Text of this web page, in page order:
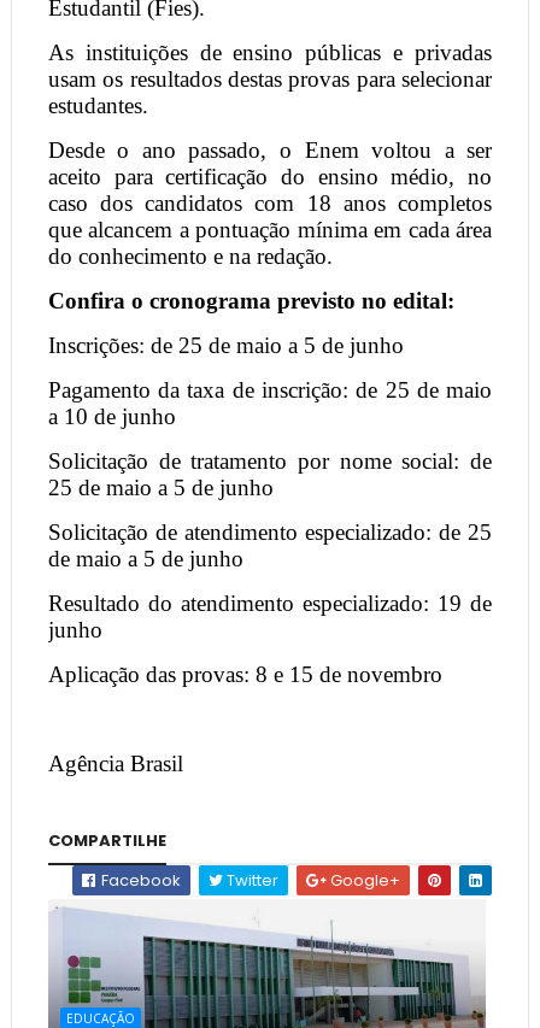
Estudantil (Fies).
As instituições de ensino públicas e privadas
usam os resultados destas provas para selecionar
estudantes.
Desde o ano passado, o Enem voltou a ser
aceito para certificação do ensino médio, no
caso dos candidatos com 18 anos completos
que alcancem a pontuação mínima em cada área
do conhecimento e na redação.
Confira o cronograma previsto no edital:
Inscrições: de 25 de maio a 5 de junho
Pagamento da taxa de inscrição: de 25 de maio
a 10 de junho
Solicitação de tratamento por nome social: de
25 de maio a 5 de junho
Solicitação de atendimento especializado: de 25
de maio a 5 de junho
Resultado do atendimento especializado: 19 de
junho
Aplicação das provas: 8 e 15 de novembro
Agência Brasil
COMPARTILHE
Facebook
Twitter Google+
EDUCAÇÃO